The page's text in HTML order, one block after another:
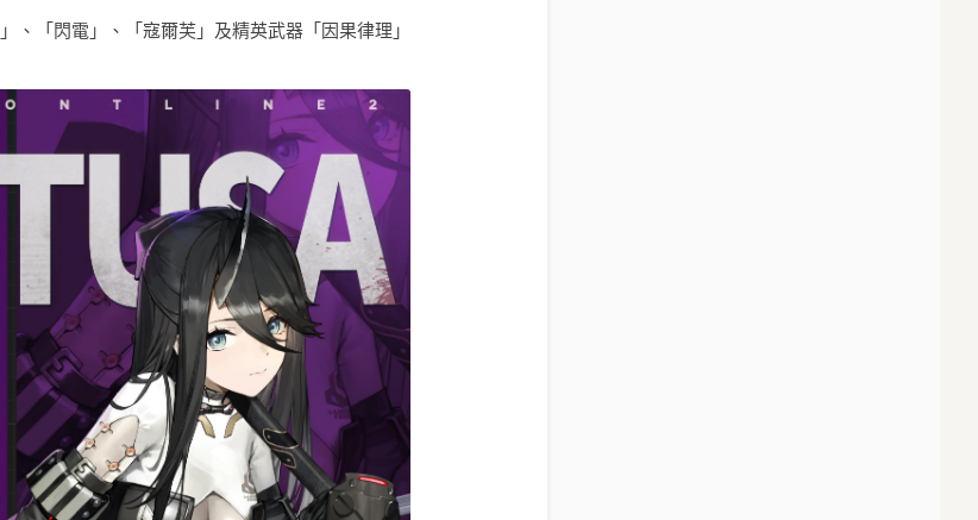
「閃電」、「寇爾芙」及精英武器「因果律理」